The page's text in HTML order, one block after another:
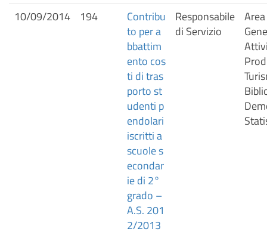
10/09/2014 194
Contribu
to per a
bbattim
ento cos
ti di tras
porto st
udenti p
endolari
iscritti a
scuole s
econdar
ie di 2°
grado –
A.S. 201
2/2013
Responsabile
di Servizio